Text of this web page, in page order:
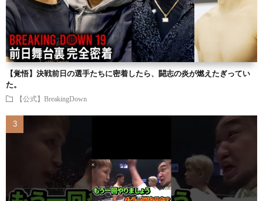
【覚悟】決戦前日の選手たちに密着したら、闘志の炎が燃えたぎってい
た。
【公式】BreakingDown